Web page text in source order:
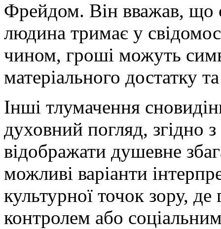
Фрейдом. Він вважав, що
людина тримає у
чином, гроші можуть
матеріального достатку
Інші тлумачення
духовний погляд, згідно
відображати душевне
можливі варіанти
культурної точок зору,
контролем або